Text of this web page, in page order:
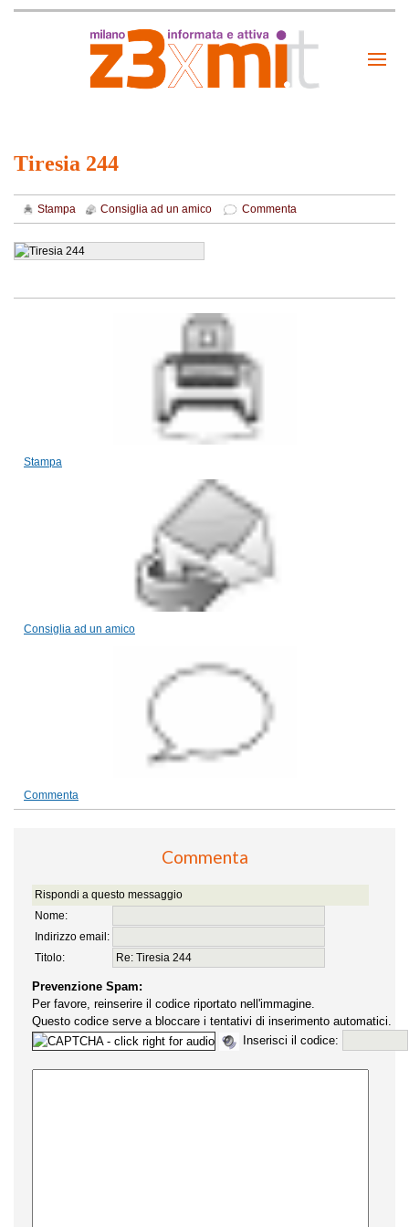
Tiresia 244
Stampa Consiglia ad un amico Commenta
Stampa
Consiglia ad un amico
Commenta
Commenta
Rispondi a questo messaggio
Nome:
Indirizzo email:
Titolo:
Prevenzione Spam:
Per favore, reinserire il codice riportato nell'immagine.
Questo codice serve a bloccare i tentativi di inserimento automatici.
Inserisci il codice: